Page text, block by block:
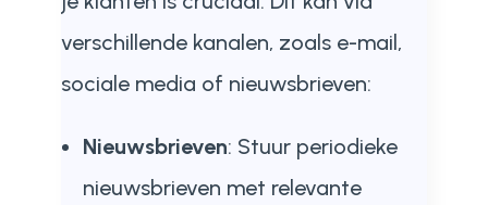
verschillende kanalen, zoals e-mail,
sociale media of nieuwsbrieven:
Nieuwsbrieven: Stuur periodieke
nieuwsbrieven met relevante